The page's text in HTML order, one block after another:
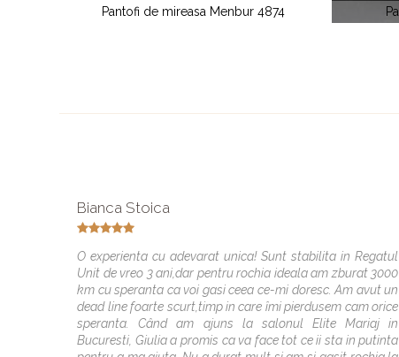
Pantofi mireasa Envoutante
Bianca Stoica
O experienta cu adevarat unica! Sunt stabilita in Regatul
Unit de vreo 3 ani,dar pentru rochia ideala am zburat 3000
km cu speranta ca voi gasi ceea ce-mi doresc. Am avut un
dead line foarte scurt,timp in care îmi pierdusem cam orice
speranta. Când am ajuns la salonul Elite Mariaj in
Bucuresti, Giulia a promis ca va face tot ce ii sta in putinta